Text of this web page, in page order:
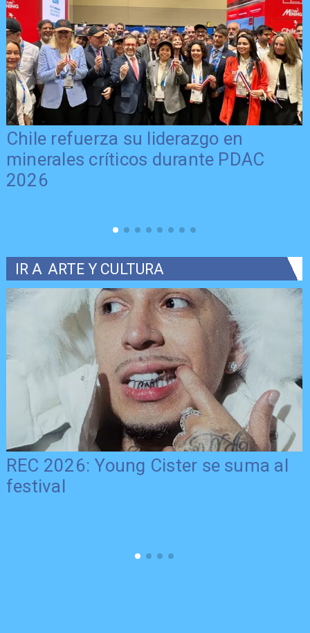
Chile refuerza su liderazgo en
minerales críticos durante PDAC
2026
IR A ARTE Y CULTURA
REC 2026: Young Cister se suma al
festival